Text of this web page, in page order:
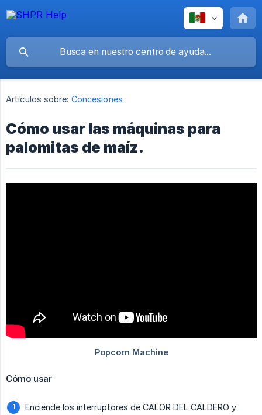
Artículos sobre: Concesiones
Cómo usar las máquinas para
palomitas de maíz.
Cómo usar
Enciende los interruptores de CALOR DEL CALDERO y